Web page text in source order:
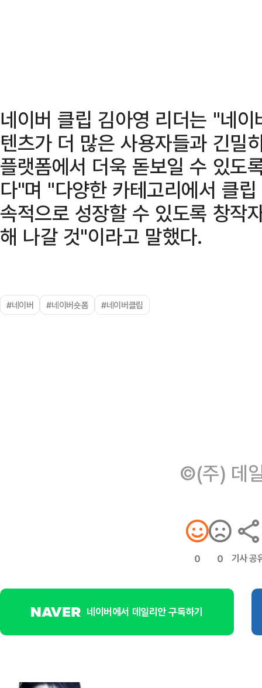
네이버 클립 김아영 리더는 "네
텐츠가 더 많은 사용자들과 긴밀
플랫폼에서 더욱 돋보일 수 있도
다"며 "다양한 카테고리에서 클
속적으로 성장할 수 있도록 창작
해 나갈 것"이라고 말했다.
#네이버 #네이버숏폼 #네이버클립
©(주) 데
0 0 기사 공
네이버에서 데일리안 구독하기